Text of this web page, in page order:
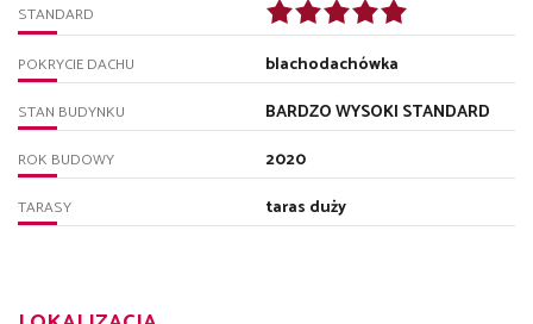
STANDARD
POKRYCIE DACHU blachodachówka
STAN BUDYNKU BARDZO WYSOKI STANDARD
ROK BUDOWY 2020
TARASY taras duży